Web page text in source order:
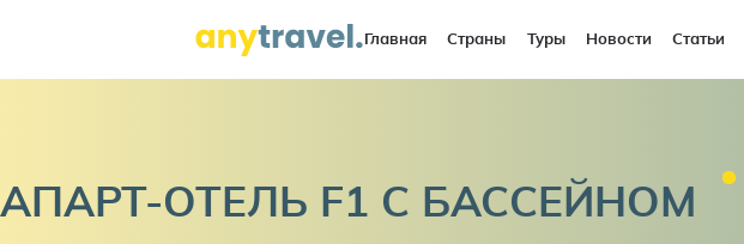
Главная Страны Туры Новости Статьи
АПАРТ-ОТЕЛЬ F1 С БАССЕЙНОМ